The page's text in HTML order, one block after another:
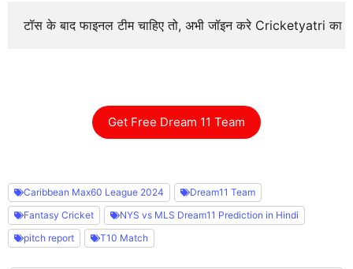
टॉस के बाद फाइनल टीम चाहिए तो, अभी जॉइन करे Cricketyatri
Get Free Dream 11 Team
Caribbean Max60 League 2024
Dream11 Team
Fantasy Cricket
NYS vs MLS Dream11 Prediction in Hindi
pitch report
T10 Match